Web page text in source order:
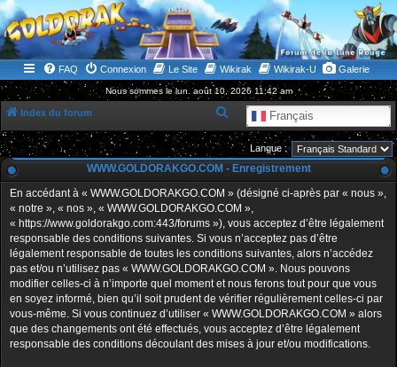
WWW.GOLDORAKGO.COM
le site de la Lune Rouge
FAQ Connexion Le Site Wikirak Wikirak-U Galerie
Nous sommes le lun. août 10, 2026 11:42 am
Index du forum Français
e
c
h
e
c
h
e
r
Langue :
WWW.GOLDORAKGO.COM - Enregistrement
En accédant à « WWW.GOLDORAKGO.COM » (désigné ci-après par « nous »,
« notre », « nos », « WWW.GOLDORAKGO.COM »,
« https://www.goldorakgo.com:443/forums »), vous acceptez d’être légalement
responsable des conditions suivantes. Si vous n’acceptez pas d’être
légalement responsable de toutes les conditions suivantes, alors n’accédez
pas et/ou n’utilisez pas « WWW.GOLDORAKGO.COM ». Nous pouvons
modifier celles-ci à n’importe quel moment et nous ferons tout pour que vous
en soyez informé, bien qu’il soit prudent de vérifier régulièrement celles-ci par
vous-même. Si vous continuez d’utiliser « WWW.GOLDORAKGO.COM » alors
que des changements ont été effectués, vous acceptez d’être légalement
responsable des conditions découlant des mises à jour et/ou modifications.